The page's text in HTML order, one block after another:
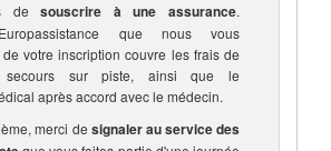
desouscrire à une assurance.
Europassistance que nous vous
votre inscription couvre les frais de
secours sur piste, ainsi que le
après accord avec le médecin.
merci de signaler au service des